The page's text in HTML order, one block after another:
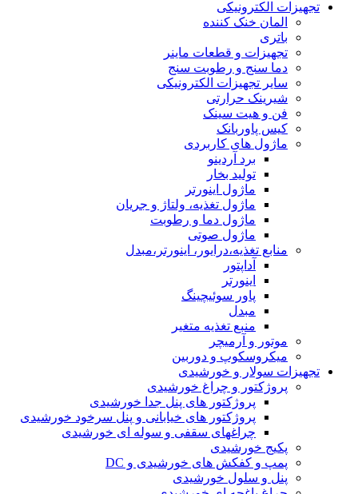
تجهیزات الکترونیکی
المان خنک کننده
باتری
تجهیزات و قطعات ماینر
دما سنج و رطوبت سنج
سایر تجهیزات الکترونیکی
شیرینک حرارتی
فن و هیت سینک
کیس پاوربانک
ماژول های کاربردی
برد آردینو
تولید بخار
ماژول اینورتر
ماژول تغذیه، ولتاژ و جریان
ماژول دما و رطوبت
ماژول صوتی
منابع تغذیه،درایور، اینورتر،مبدل
آداپتور
اینورتر
پاور سوئیچینگ
مبدل
منبع تغذیه متغیر
موتور و آرمیچر
میکروسکوپ و دوربین
تجهیزات سولار و خورشیدی
پروژکتور و چراغ خورشیدی
پروژکتور های پنل جدا خورشیدی
پروژکتور های خیابانی و پنل سرخود خورشیدی
چراغهای سقفی و سوله ای خورشیدی
پکیج خورشیدی
پمپ و کفکش های خورشیدی و DC
پنل و سلول خورشیدی